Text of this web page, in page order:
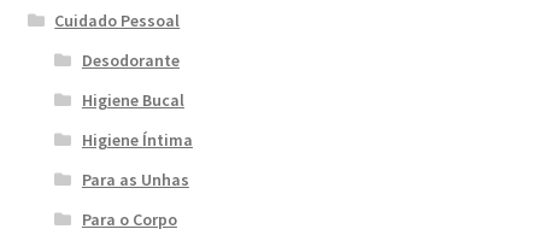
Cuidado Pessoal
Desodorante
Higiene Bucal
Higiene Íntima
Para as Unhas
Para o Corpo